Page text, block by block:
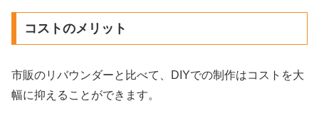
コストのメリット
市販のリバウンダーと比べて、DIYでの制作はコストを大
幅に抑えることができます。